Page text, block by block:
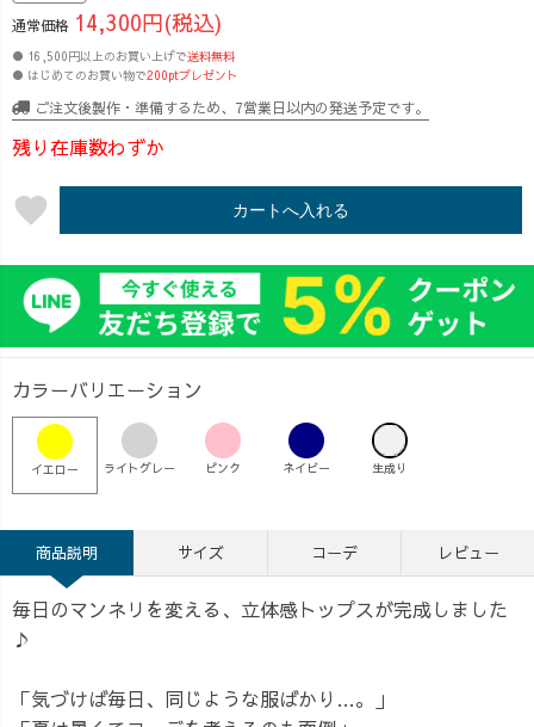
通常価格 14,300円(税込)
● 16,500円以上のお買い上げで送料無料
● はじめてのお買い物で200ptプレゼント
ご注文後製作・準備するため、7営業日以内の発送予定です。
残り在庫数わずか
favorite カートへ入れる
カラーバリエーション
イエロー ライトグレー ピンク ネイビー 生成り
商品説明 サイズ コーデ レビュー
毎日のマンネリを変える、立体感トップスが完成しました
♪
「気づけば毎日、同じような服ばかり…。」